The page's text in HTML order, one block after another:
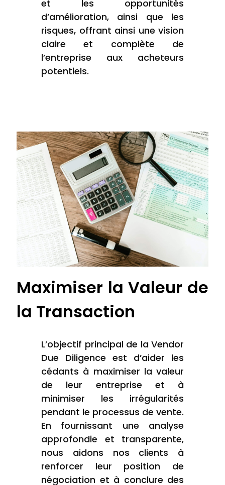
et les opportunités
d’amélioration, ainsi que les
risques, offrant ainsi une vision
claire et complète de
l’entreprise aux acheteurs
potentiels.
Maximiser la Valeur de
la Transaction
L’objectif principal de la Vendor
Due Diligence est d’aider les
cédants à maximiser la valeur
de leur entreprise et à
minimiser les irrégularités
pendant le processus de vente.
En fournissant une analyse
approfondie et transparente,
nous aidons nos clients à
renforcer leur position de
négociation et à conclure des